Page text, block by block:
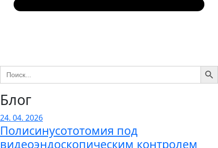
Search
for:
Search
Блог
24. 04. 2026
Полисинусототомия под
видеоэндоскопическим контролем